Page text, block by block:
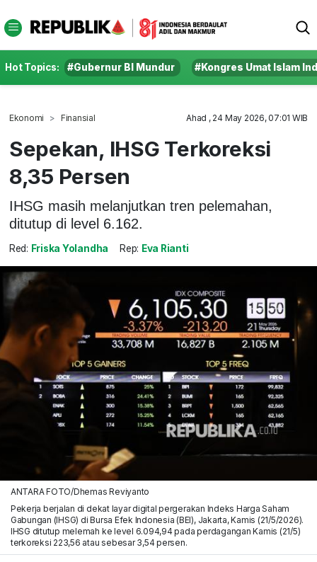
Hot Topics: #Gubernur BI Mundur #Kongres Umat Islam
Ekonomi Finansial Ahad , 24 May 2026, 07:01 WIB
Sepekan, IHSG Terkoreksi
8,35 Persen
IHSG masih melanjutkan tren pelemahan,
ditutup di level 6.162.
Red: Friska Yolandha Rep: Eva Rianti
ANTARA FOTO/Dhemas Reviyanto
Pekerja berjalan di dekat layar digital pergerakan Indeks Harga Saham
Gabungan (IHSG) di Bursa Efek Indonesia (BEI), Jakarta, Kamis (21/5/2026).
IHSG ditutup melemah ke level 6.094,94 pada perdagangan Kamis (21/5)
terkoreksi 223,56 atau sebesar 3,54 persen.